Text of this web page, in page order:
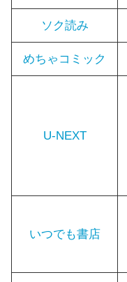
ソク読み
めちゃコミック
U-NEXT
いつでも書店